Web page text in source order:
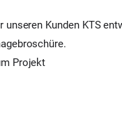
unseren Kunden KTS
Projekt